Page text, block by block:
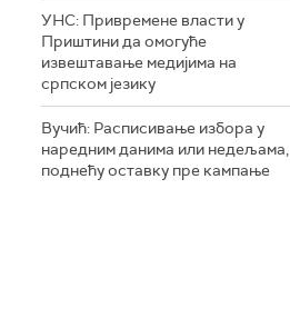
УНС: Привремене власти у
Приштини да омогуће
извештавање медијима на
српском језику
Вучић: Расписивање избора у
наредним данима или недељама,
поднећу оставку пре кампање